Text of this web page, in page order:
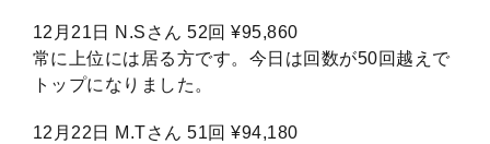
12月21日 N.Sさん 52回 ¥95,860
常に上位には居る方です。今日は回数が50回越えで
トップになりました。
12月22日 M.Tさん 51回 ¥94,180